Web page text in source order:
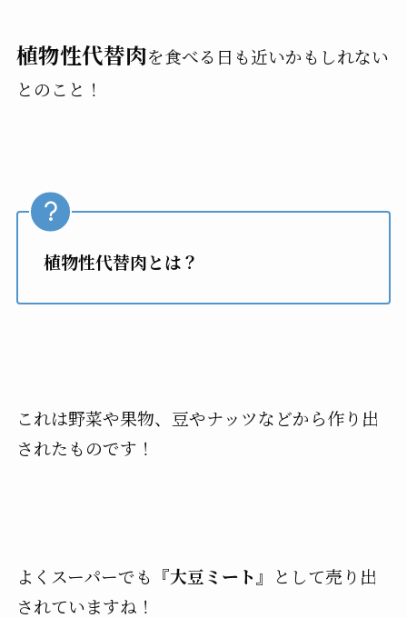
植物性代替肉を食べる日も近いかもしれない
とのこと！
植物性代替肉とは？
これは野菜や果物、豆やナッツなどから作り出
されたものです！
よくスーパーでも 『大豆ミート』 として売り出
されていますね！